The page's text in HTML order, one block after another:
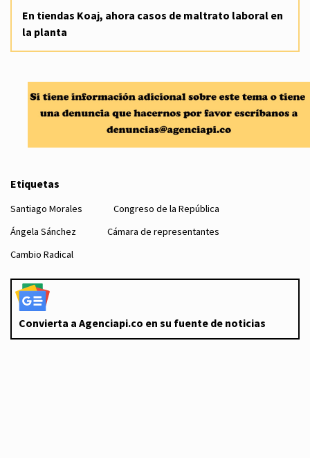
En tiendas Koaj, ahora casos de maltrato laboral en
la planta
Etiquetas
Santiago Morales
Congreso de la República
Ángela Sánchez
Cámara de representantes
Cambio Radical
Convierta a Agenciapi.co en su fuente de noticias